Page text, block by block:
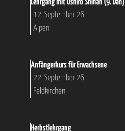
Lehrgang mit Oshiro Shihan (9. Dan)
12. September 26
Alpen
Anfängerkurs für Erwachsene
22. September 26
Feldkirchen
Herbstlehrgang